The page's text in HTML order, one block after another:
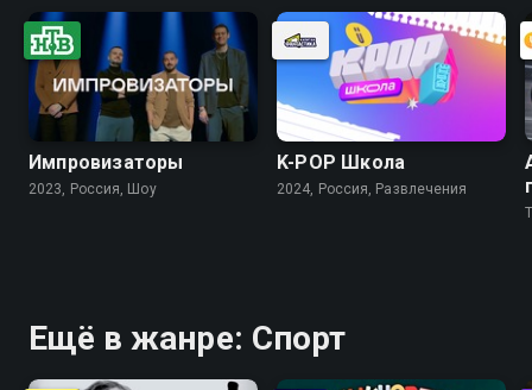
Импровизаторы
2023, Россия, Шоу
K-PОР Школа
2024, Россия, Развлечения
Ещё в жанре: Спорт